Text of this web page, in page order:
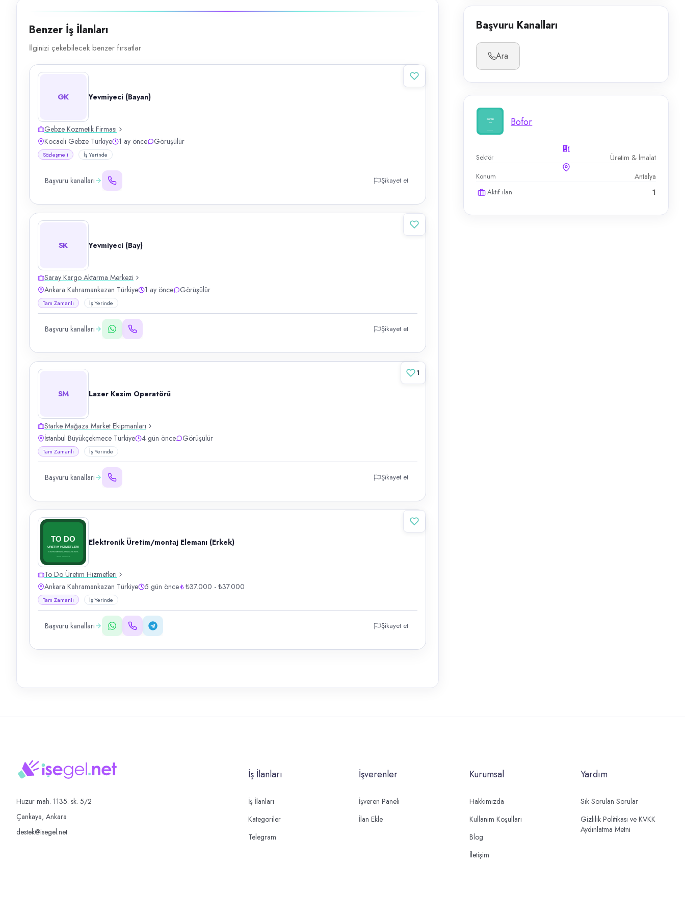
Başvuru Kanalları
Ara
Bofor
Sektör Üretim & İmalat
Konum Antalya
Aktif ilan 1
Benzer İş İlanları
İlginizi çekebilecek benzer fırsatlar
GK Yevmiyeci (Bayan)
Gebze Kozmetik Firması
Kocaeli Gebze Türkiye
1 ay önce Görüşülür
Sözleşmeli İş Yerinde
Başvuru kanalları Şikayet et
SK Yevmiyeci (Bay)
Saray Kargo Aktarma Merkezi
Ankara Kahramankazan Türkiye
1 ay önce Görüşülür
Tam Zamanlı İş Yerinde
Başvuru kanalları Şikayet et
SM Lazer Kesim Operatörü
Starke Mağaza Market Ekipmanları
İstanbul Büyükçekmece Türkiye
4 gün önce Görüşülür
Tam Zamanlı İş Yerinde
Başvuru kanalları Şikayet et
1
Elektronik Üretim/montaj Elemanı (Erkek)
To Do Üretim Hizmetleri
Ankara Kahramankazan Türkiye
5 gün önce ₺37.000 - ₺37.000
Tam Zamanlı İş Yerinde
Başvuru kanalları Şikayet et
Huzur mah. 1135. sk. 5/2
Çankaya, Ankara
destek@isegel.net
İş İlanları
İş İlanları
Kategoriler
Telegram
İşverenler
İşveren Paneli
İlan Ekle
Kurumsal
Hakkımızda
Kullanım Koşulları
Blog
İletişim
Yardım
Sık Sorulan Sorular
Gizlilik Politikası ve KVKK
Aydınlatma Metni